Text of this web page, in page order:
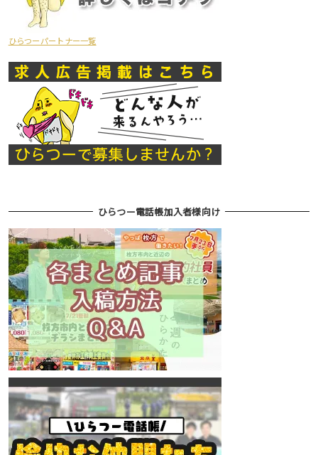
ひらつーパートナー一覧
ひらつー電話帳加入者様向け